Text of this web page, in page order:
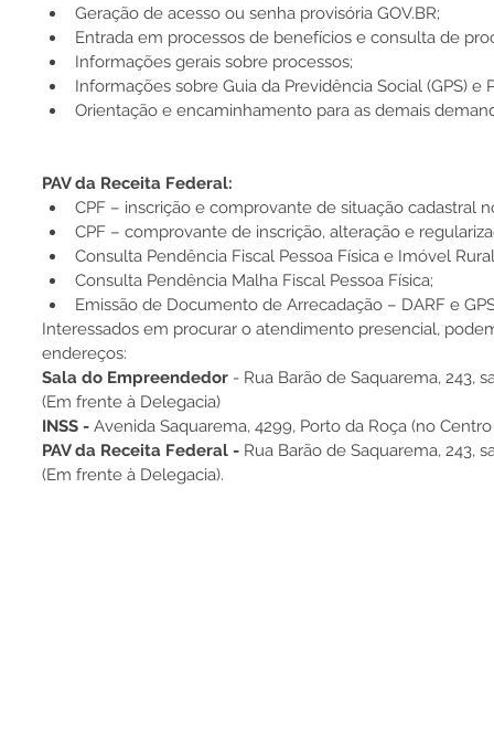
Geração de acesso ou senha provisória GOV.BR;
Entrada em processos de benefícios e consulta de
Informações gerais sobre processos;
Informações sobre Guia da Previdência Social (GPS) e
Orientação e encaminhamento para as demais
PAV da Receita Federal:
CPF – inscrição e comprovante de situação cadastral
CPF – comprovante de inscrição, alteração e
Consulta Pendência Fiscal Pessoa Física e Imóvel
Consulta Pendência Malha Fiscal Pessoa Física;
Emissão de Documento de Arrecadação – DARF e
Interessados em procurar o atendimento presencial,
endereços:
Sala do Empreendedor - Rua Barão de Saquarema, 243,
(Em frente à Delegacia)
INSS - Avenida Saquarema, 4299, Porto da Roça (no
PAV da Receita Federal - Rua Barão de Saquarema, 243,
(Em frente à Delegacia).